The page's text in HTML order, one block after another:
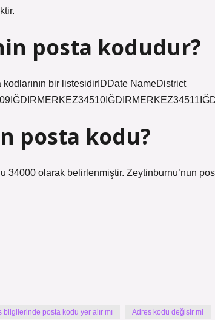
posta kodudur?
kodlarının bir listesidirIDDate NameDistrict
posta kodu?
34000 olarak belirlenmiştir. Zeytinburnu’nun
bilgilerinde posta kodu yer alır mı Adres kodu değişir mi